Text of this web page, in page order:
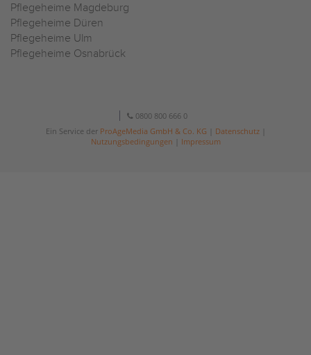
Pflegeheime Magdeburg
Pflegeheime Düren
Pflegeheime Ulm
Pflegeheime Osnabrück
0800 800 666 0
Ein Service der ProAgeMedia GmbH & Co. KG Datenschutz|
Nutzungsbedingungen
Impressum